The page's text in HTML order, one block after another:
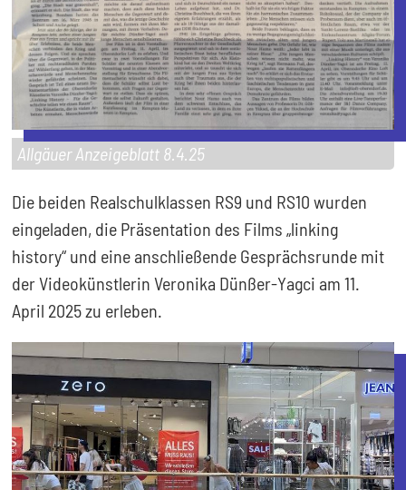
Allgäuer Anzeigeblatt 8.4.25
Die beiden Realschulklassen RS9 und RS10 wurden
eingeladen, die Präsentation des Films „linking
history“ und eine anschließende Gesprächsrunde mit
der Videokünstlerin Veronika Dünßer-Yagci am 11.
April 2025 zu erleben.